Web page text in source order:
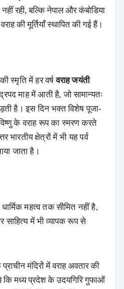
रही, बल्कि नेपाल और कंबोडिया
की मूर्तियाँ स्थापित की गई हैं।
स्मृति में हर वर्षवराह जयंती
माह में आती है, जो सामान्यतः
है। इस दिन भक्त विशेष पूजा-
के वराह रूप का स्मरण करते
क्षेत्रों में भी यह पर्व
जाता है।
महत्व तक सीमित नहीं है,
साहित्य में भी व्यापक रूप से
मंदिरों में वराह अवतार की
कि मध्य प्रदेश के उदयगिरि गुफाओं